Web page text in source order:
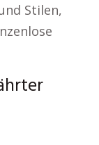
Stilen,